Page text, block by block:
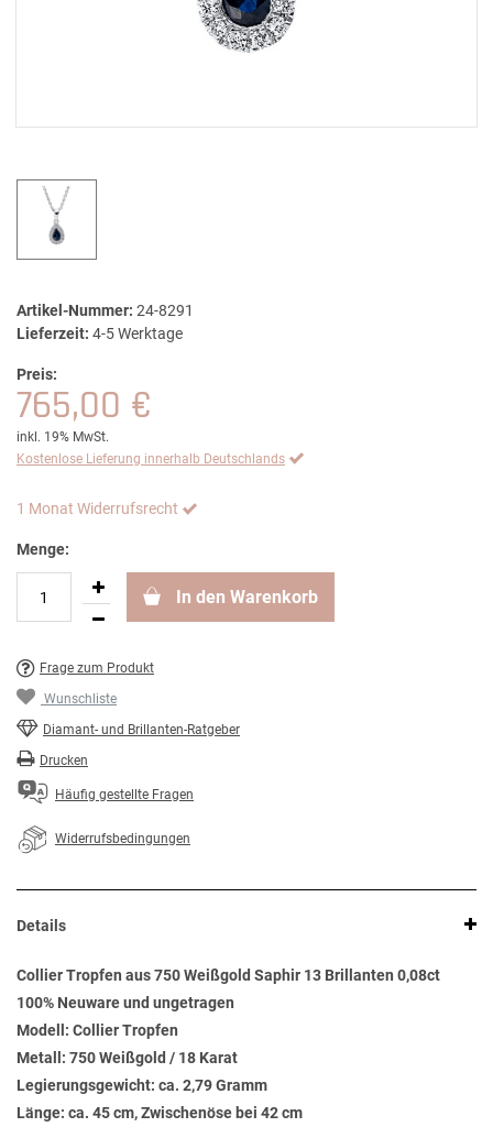
Artikel-Nummer: 24-8291
Lieferzeit: 4-5 Werktage
Preis:
765,00 €
inkl. 19% MwSt.
Kostenlose Lieferung innerhalb Deutschlands
1 Monat Widerrufsrecht
Menge:
In den Warenkorb
Frage zum Produkt
Wunschliste
Diamant- und Brillanten-Ratgeber
Drucken
Häufig gestellte Fragen
Widerrufsbedingungen
Details
Collier Tropfen aus 750 Weißgold Saphir 13 Brillanten 0,08ct
100% Neuware und ungetragen
Modell: Collier Tropfen
Metall: 750 Weißgold / 18 Karat
Legierungsgewicht: ca. 2,79 Gramm
Länge: ca. 45 cm, Zwischenöse bei 42 cm